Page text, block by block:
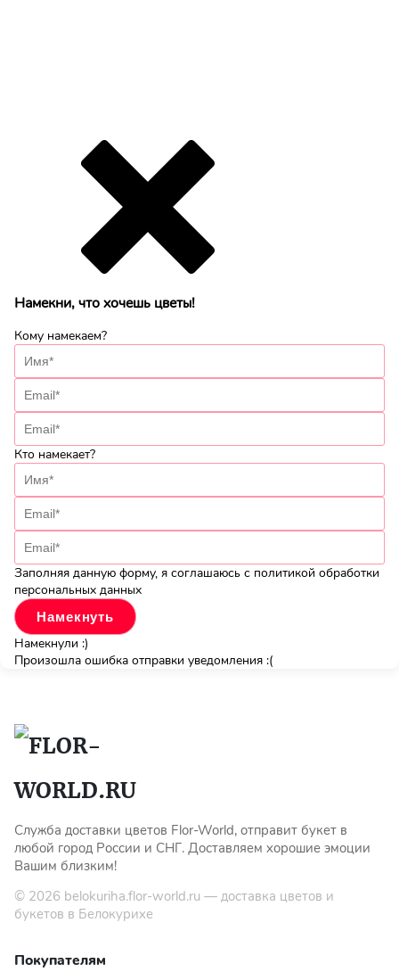
Намекни, что хочешь цветы!
Кому намекаем?
Кто намекает?
Заполняя данную форму, я соглашаюсь с политикой обработки
персональных данных
Намекнули :)
Произошла ошибка отправки уведомления :(
Служба доставки цветов Flor-World, отправит букет в
любой город России и СНГ. Доставляем хорошие эмоции
Вашим близким!
© 2026 belokuriha.flor-world.ru — доставка цветов и
букетов в Белокурихе
Покупателям